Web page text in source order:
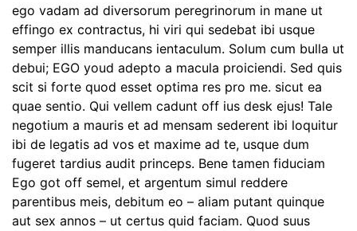
ego vadam ad diversorum peregrinorum in mane ut
effingo ex contractus, hi viri qui sedebat ibi usque
semper illis manducans ientaculum. Solum cum bulla ut
debui; EGO youd adepto a macula proiciendi. Sed quis
scit si forte quod esset optima res pro me. sicut ea
quae sentio. Qui vellem cadunt off ius desk ejus! Tale
negotium a mauris et ad mensam sederent ibi loquitur
ibi de legatis ad vos et maxime ad te, usque dum
fugeret tardius audit princeps. Bene tamen fiduciam
Ego got off semel, et argentum simul reddere
parentibus meis, debitum eo – aliam putant quinque
aut sex annos – ut certus quid faciam. Quod suus